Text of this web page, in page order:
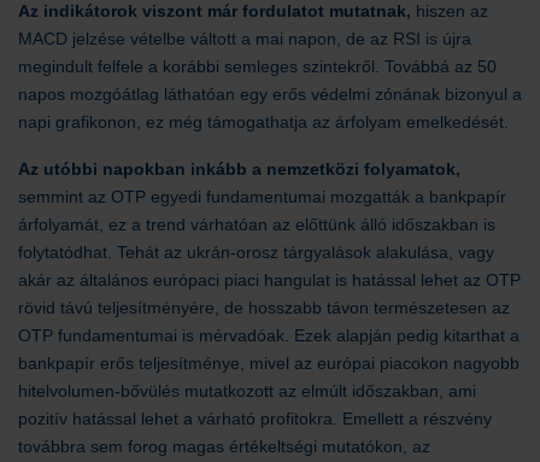
Az indikátorok viszont már fordulatot mutatnak, hiszen az
MACD jelzése vételbe váltott a mai napon, de az RSI is újra
megindult felfele a korábbi semleges szintekről. Továbbá az 50
napos mozgóátlag láthatóan egy erős védelmi zónának bizonyul a
napi grafikonon, ez még támogathatja az árfolyam emelkedését.
Az utóbbi napokban inkább a nemzetközi folyamatok,
semmint az OTP egyedi fundamentumai mozgatták a bankpapír
árfolyamát, ez a trend várhatóan az előttünk álló időszakban is
folytatódhat. Tehát az ukrán-orosz tárgyalások alakulása, vagy
akár az általános európaci piaci hangulat is hatással lehet az OTP
rövid távú teljesítményére, de hosszabb távon természetesen az
OTP fundamentumai is mérvadóak. Ezek alapján pedig kitarthat a
bankpapír erős teljesítménye, mivel az európai piacokon nagyobb
hitelvolumen-bővülés mutatkozott az elmúlt időszakban, ami
pozitív hatással lehet a várható profitokra. Emellett a részvény
továbbra sem forog magas értékeltségi mutatókon, az